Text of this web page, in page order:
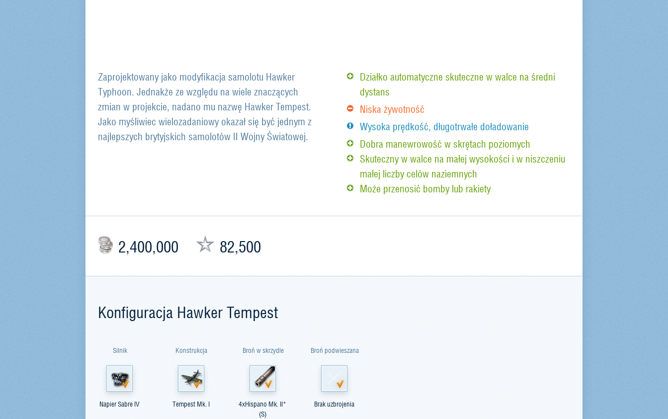
Zaprojektowany jako modyfikacja samolotu Hawker
Typhoon. Jednakże ze względu na wiele znaczących
zmian w projekcie, nadano mu nazwę Hawker Tempest.
Jako myśliwiec wielozadaniowy okazał się być jednym z
najlepszych brytyjskich samolotów II Wojny Światowej.
Działko automatyczne skuteczne w walce na średni
dystans
Niska żywotność
Wysoka prędkość, długotrwałe doładowanie
Dobra manewrowość w skrętach poziomych
Skuteczny w walce na małej wysokości i w niszczeniu
małej liczby celów naziemnych
Może przenosić bomby lub rakiety
2,400,000 82,500
Konfiguracja Hawker Tempest
Silnik
Napier Sabre IV
Konstrukcja
Tempest Mk. I
Broń w skrzydle
4xHispano Mk. II*
(S)
Broń podwieszana
Brak uzbrojenia